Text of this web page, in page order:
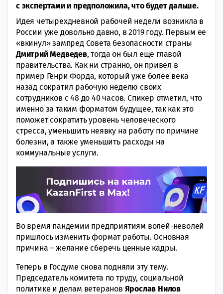
с экспертами и предположила, что будет дальше.
Идея четырехдневной рабочей недели возникла в
России уже довольно давно, в 2019 году. Первым ее
«вкинул» зампред Совета безопасности страны
Дмитрий Медведев, тогда он был еще главой
правительства. Как ни странно, он привел в
пример Генри Форда, который уже более века
назад сократил рабочую неделю своих
сотрудников с 48 до 40 часов. Спикер отметил, что
именно за таким форматом будущее, так как это
поможет сократить уровень человеческого
стресса, уменьшить неявку на работу по причине
болезни, а также уменьшить расходы на
коммунальные услуги.
Во время пандемии предприятиям волей-неволей
пришлось изменить формат работы. Основная
причина – желание сберечь ценные кадры.
Теперь в Госдуме снова подняли эту тему.
Председатель комитета по труду, социальной
политике и делам ветеранов Ярослав Нилов